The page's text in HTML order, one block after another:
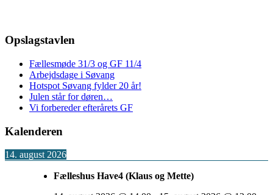
Opslagstavlen
Fællesmøde 31/3 og GF 11/4
Arbejdsdage i Søvang
Hotspot Søvang fylder 20 år!
Julen står for døren…
Vi forbereder efterårets GF
Kalenderen
14. august 2026
Fælleshus Have4 (Klaus og Mette)